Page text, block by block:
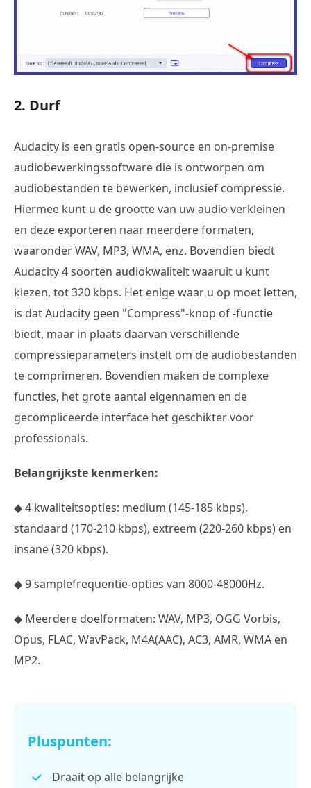
2. Durf
Audacity is een gratis open-source en on-premise
audiobewerkingssoftware die is ontworpen om
audiobestanden te bewerken, inclusief compressie.
Hiermee kunt u de grootte van uw audio verkleinen
en deze exporteren naar meerdere formaten,
waaronder WAV, MP3, WMA, enz. Bovendien biedt
Audacity 4 soorten audiokwaliteit waaruit u kunt
kiezen, tot 320 kbps. Het enige waar u op moet letten,
is dat Audacity geen "Compress"-knop of -functie
biedt, maar in plaats daarvan verschillende
compressieparameters instelt om de audiobestanden
te comprimeren. Bovendien maken de complexe
functies, het grote aantal eigennamen en de
gecompliceerde interface het geschikter voor
professionals.
Belangrijkste kenmerken:
◆ 4 kwaliteitsopties: medium (145-185 kbps),
standaard (170-210 kbps), extreem (220-260 kbps) en
insane (320 kbps).
◆ 9 samplefrequentie-opties van 8000-48000Hz.
◆ Meerdere doelformaten: WAV, MP3, OGG Vorbis,
Opus, FLAC, WavPack, M4A(AAC), AC3, AMR, WMA en
MP2.
Pluspunten:
Draait op alle belangrijke